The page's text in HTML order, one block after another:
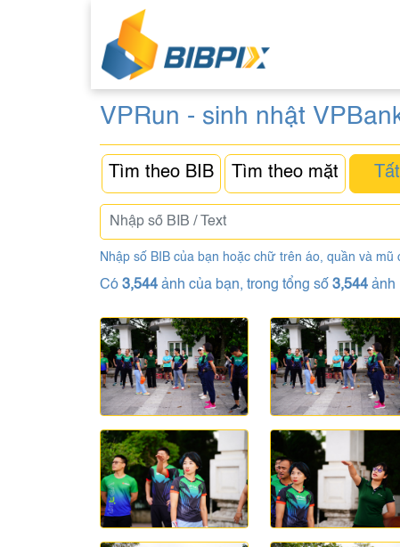
VPRun - sinh nhật
Tìm theo BIB Tìm theo mặt
Nhập số BIB của bạn hoặc chữ trên áo, quần và mũ
Có 3,544 ảnh của bạn, trong tổng số 3,544 ảnh